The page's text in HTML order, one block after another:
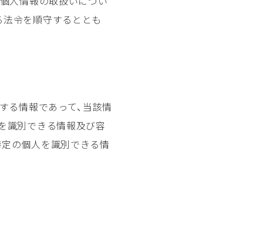
法令を順守するととも
る情報であって、当該情
識別できる情報及び容
の個人を識別できる情